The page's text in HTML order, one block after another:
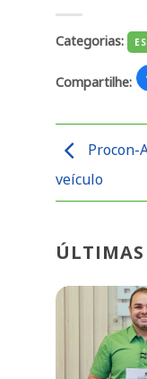
Categorias:
Compartilhe:
Procon-
veículo